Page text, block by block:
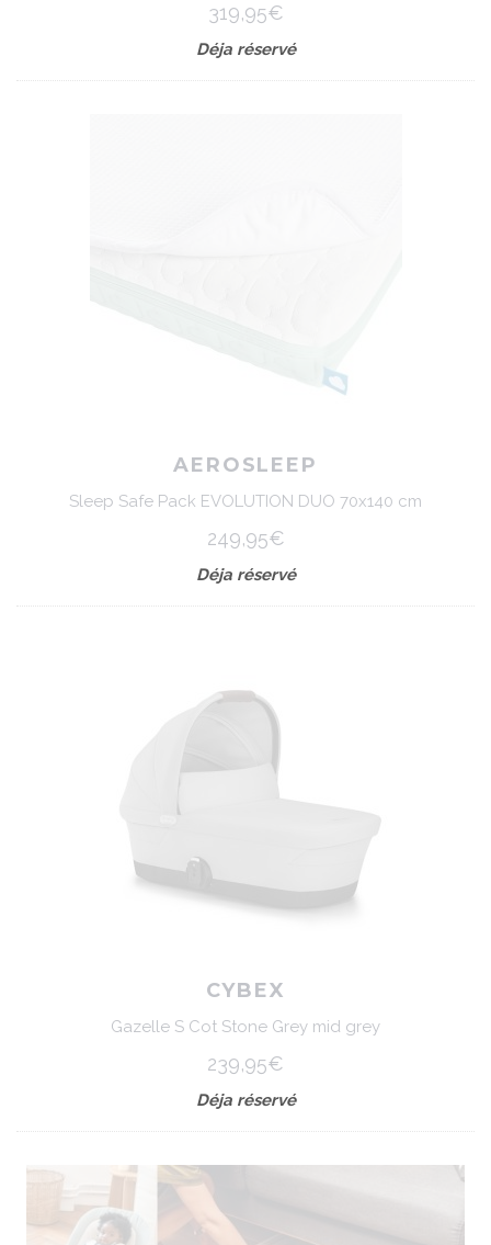
319,95€
Déja réservé
AEROSLEEP
Sleep Safe Pack EVOLUTION DUO 70x140 cm
249,95€
Déja réservé
CYBEX
Gazelle S Cot Stone Grey mid grey
239,95€
Déja réservé